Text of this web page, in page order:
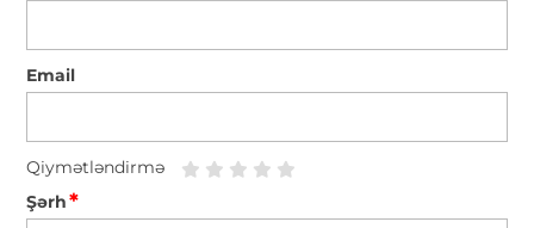
Email
Qiymətləndirmə
Şərh*